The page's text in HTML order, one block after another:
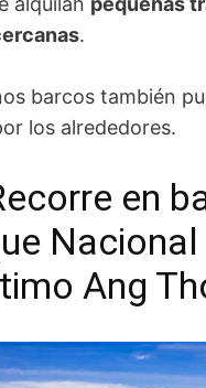
.
barcos también
los alrededores.
en
Nacional
Ang